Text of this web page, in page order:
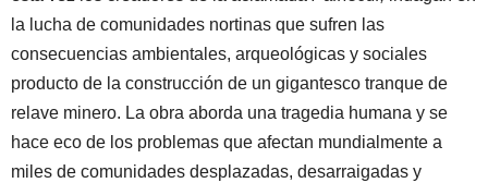
la lucha de comunidades nortinas que sufren las
consecuencias ambientales, arqueológicas y sociales
producto de la construcción de un gigantesco tranque de
relave minero. La obra aborda una tragedia humana y se
hace eco de los problemas que afectan mundialmente a
miles de comunidades desplazadas, desarraigadas y